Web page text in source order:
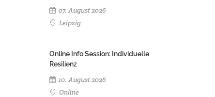
07. August 2026
Leipzig
Online Info Session: Individuelle
Resilienz
10. August 2026
Online